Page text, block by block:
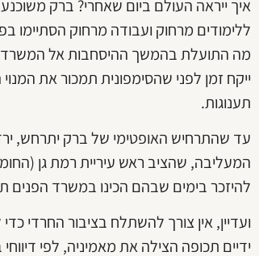
איך ייראה העולם ביום שאחרי? ברק
ללימודים מרחוק ועבודה מרחוק הסתיימו
מה התועלת בהמשך ההיסחבות אל המשרד
ייקח זמן לפני שהסימפונית תמכור את
תענוגות.
עד שהתרחיש האופטימי של ברק יתרחש,
המעליבה, שהציב ראש עיריית רמת גן
להיזכר בימים שבהם הכינו במשרד הפנים